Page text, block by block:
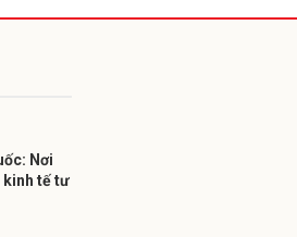
Nơi
kinh tế tư